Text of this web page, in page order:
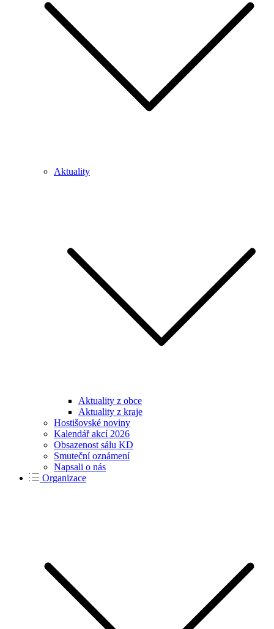
Aktuality
Aktuality z obce
Aktuality z kraje
Hostišovské noviny
Kalendář akcí 2026
Obsazenost sálu KD
Smuteční oznámení
Napsali o nás
Organizace